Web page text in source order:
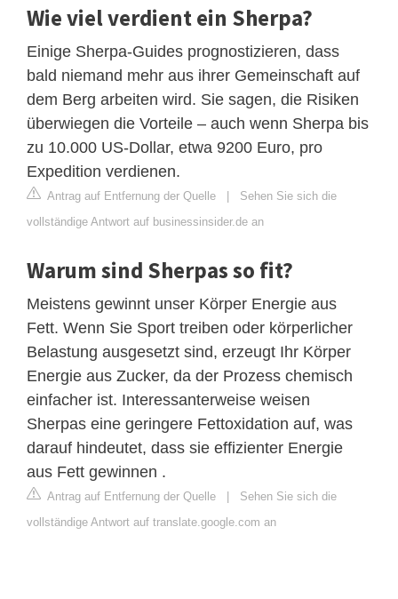
Wie viel verdient ein Sherpa?
Einige Sherpa-Guides prognostizieren, dass
bald niemand mehr aus ihrer Gemeinschaft auf
dem Berg arbeiten wird. Sie sagen, die Risiken
überwiegen die Vorteile – auch wenn Sherpa bis
zu 10.000 US-Dollar, etwa 9200 Euro, pro
Expedition verdienen.
Antrag auf Entfernung der Quelle | Sehen Sie sich die
vollständige Antwort auf businessinsider.de an
Warum sind Sherpas so fit?
Meistens gewinnt unser Körper Energie aus
Fett. Wenn Sie Sport treiben oder körperlicher
Belastung ausgesetzt sind, erzeugt Ihr Körper
Energie aus Zucker, da der Prozess chemisch
einfacher ist. Interessanterweise weisen
Sherpas eine geringere Fettoxidation auf, was
darauf hindeutet, dass sie effizienter Energie
aus Fett gewinnen .
Antrag auf Entfernung der Quelle | Sehen Sie sich die
vollständige Antwort auf translate.google.com an